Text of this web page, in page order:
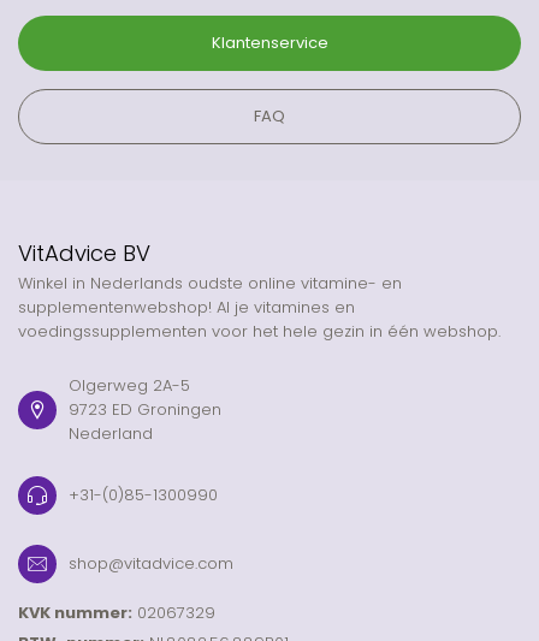
Klantenservice
FAQ
VitAdvice BV
Winkel in Nederlands oudste online vitamine- en
supplementenwebshop! Al je vitamines en
voedingssupplementen voor het hele gezin in één webshop.
Olgerweg 2A-5
9723 ED Groningen
Nederland
+31-(0)85-1300990
shop@vitadvice.com
KVK nummer: 02067329